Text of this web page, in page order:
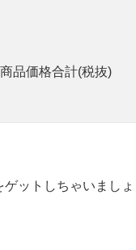
品価格合計(税抜)
ットしちゃいましょ